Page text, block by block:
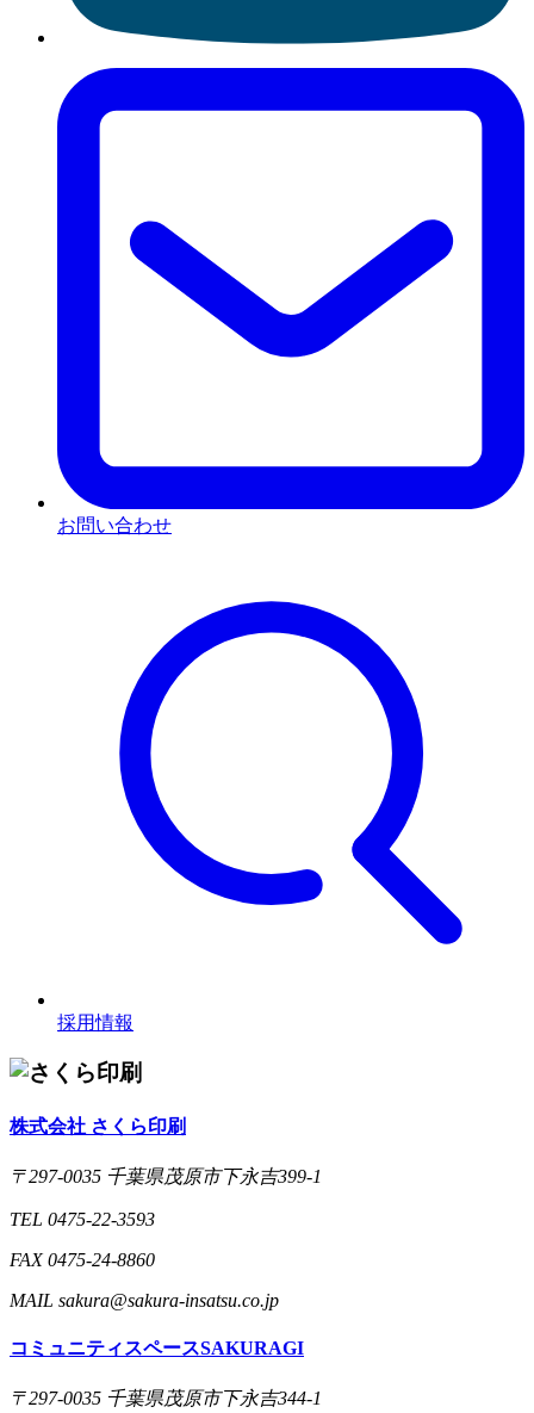
お問い合わせ
採用情報
株式会社 さくら印刷
〒297-0035 千葉県茂原市下永吉399-1
TEL 0475-22-3593
FAX 0475-24-8860
MAIL sakura@sakura-insatsu.co.jp
コミュニティスペースSAKURAGI
〒297-0035 千葉県茂原市下永吉344-1